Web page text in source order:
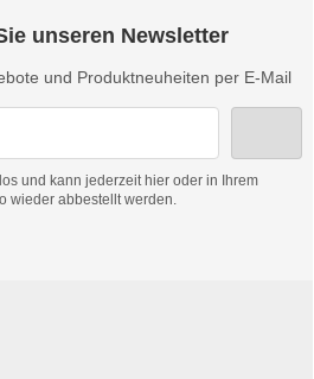
unseren Newsletter
und Produktneuheiten per E-Mail
und kann jederzeit hier oder in Ihrem
wieder abbestellt werden.